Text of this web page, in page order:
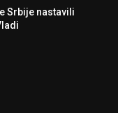
Srbije nastavili